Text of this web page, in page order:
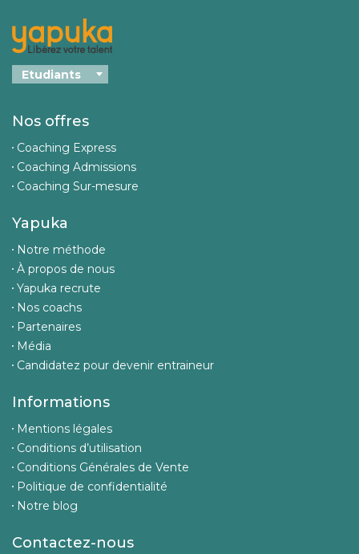
Nos offres
Coaching Express
Coaching Admissions
Coaching Sur-mesure
Yapuka
Notre méthode
À propos de nous
Yapuka recrute
Nos coachs
Partenaires
Média
Candidatez pour devenir entraineur
Informations
Mentions légales
Conditions d’utilisation
Conditions Générales de Vente
Politique de confidentialité
Notre blog
Contactez-nous